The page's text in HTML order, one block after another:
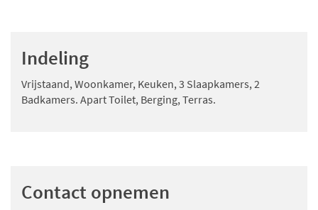
Indeling
Vrijstaand, Woonkamer, Keuken, 3 Slaapkamers, 2
Badkamers. Apart Toilet, Berging, Terras.
Contact opnemen